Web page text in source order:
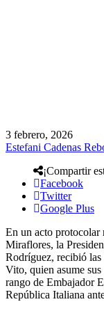
3 febrero, 2026
Estefani Cadenas
¡Compartir
Facebook
Twitter
Google Plus
En un acto protocolar
Miraflores, la
Rodríguez, recibió
Vito, quien asume
rango de Embajador
República Italiana